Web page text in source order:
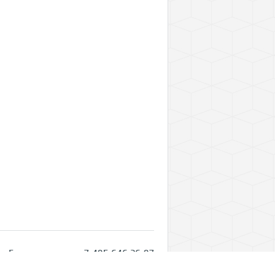
Горячая линия: +7 495 646 26 97